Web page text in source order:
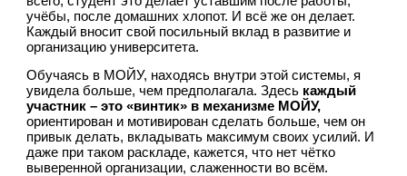
учёбы, после домашних хлопот. И всё же он делает.
Каждый вносит свой посильный вклад в развитие и
организацию университета.
Обучаясь в МОЙУ, находясь внутри этой системы, я
увидела больше, чем предполагала. Здесь каждый
ориентирован и мотивирован сделать больше, чем он
привык делать, вкладывать максимум своих усилий. И
даже при таком раскладе, кажется, что нет чётко
выверенной организации, слаженности во всём.